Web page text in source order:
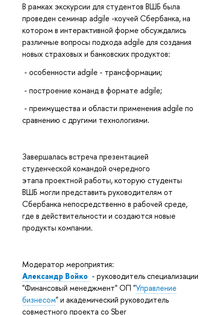
В рамках экскурсии для студентов ВШБ была
проведен семинар adgile -коучей Сбербанка, на
котором в интерактивной форме обсуждались
различные вопросы подхода adgile для создания
новых страховых и банковских продуктов:
- особенности adgile - трансформации;
- построение команд в формате adgile;
- преимущества и области применения adgile по
сравнению с другими технологиями.
Завершалась встреча презентацией
студенческой командой очередного
этапа проектной работы, которую студенты
ВШБ могли представить руководителям от
Сбербанка непосредственно в рабочей среде,
где в действительности и создаются новые
продукты компании.
Модератор мероприятия:
Александр Войко - руководитель специализации
"Финансовый менеджмент" ОП "Управление
бизнесом" и академический руководитель
совместного проекта со Sber